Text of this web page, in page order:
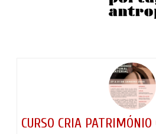
CURSO CRIA PATRIMÓNIO